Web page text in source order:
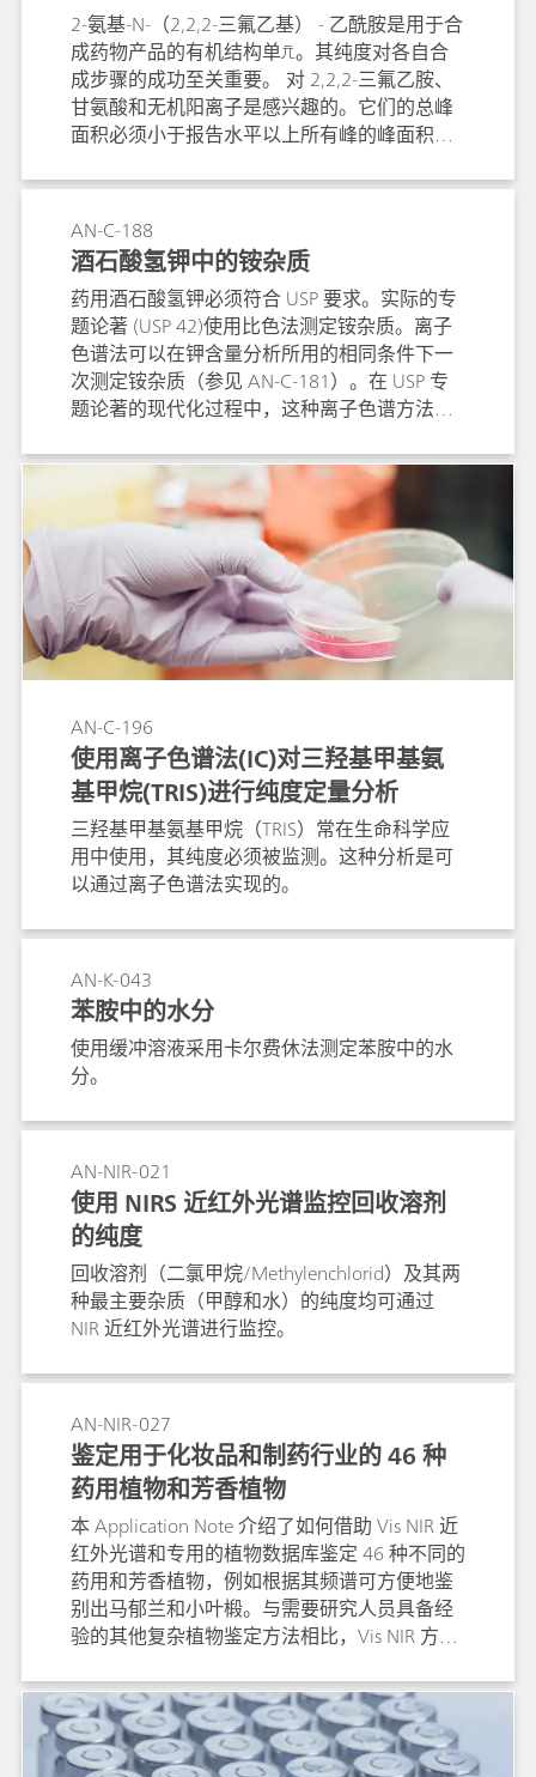
2-氨基-N-（2,2,2-三氟乙基） - 乙酰胺是用于合
成药物产品的有机结构单元。其纯度对各自合
成步骤的成功至关重要。 对 2,2,2-三氟乙胺、
甘氨酸和无机阳离子是感兴趣的。它们的总峰
面积必须小于报告水平以上所有峰的峰面积的
进行分离和定量。
AN-C-188
酒石酸氢钾中的铵杂质
药用酒石酸氢钾必须符合 USP 要求。实际的专
题论著 (USP 42)使用比色法测定铵杂质。离子
色谱法可以在钾含量分析所用的相同条件下一
次测定铵杂质（参见 AN-C-181）。在 USP 专
题论著的现代化过程中，这种离子色谱方法使
AN-C-196
使用离子色谱法(IC)对三羟基甲基氨
基甲烷(TRIS)进行纯度定量分析
三羟基甲基氨基甲烷（TRIS）常在生命科学应
用中使用，其纯度必须被监测。这种分析是可
以通过离子色谱法实现的。
AN-K-043
苯胺中的水分
使用缓冲溶液采用卡尔费休法测定苯胺中的水
分。
AN-NIR-021
使用 NIRS 近红外光谱监控回收溶剂
的纯度
回收溶剂（二氯甲烷/Methylenchlorid）及其两
种最主要杂质（甲醇和水）的纯度均可通过
NIR 近红外光谱进行监控。
AN-NIR-027
鉴定用于化妆品和制药行业的 46 种
药用植物和芳香植物
本 Application Note 介绍了如何借助 Vis NIR 近
红外光谱和专用的植物数据库鉴定 46 种不同的
药用和芳香植物，例如根据其频谱可方便地鉴
别出马郁兰和小叶椴。与需要研究人员具备经
验的其他复杂植物鉴定方法相比，Vis NIR 方法